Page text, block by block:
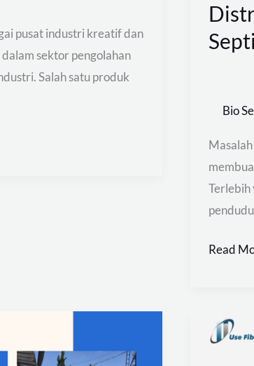
pusat industri kreatif dan
sektor pengolahan
Salah satu produk
Bio
Terlebih
Read
Produsen
Bio